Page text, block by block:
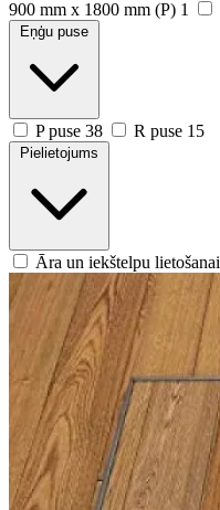
900 mm x 1800 mm (P) 1
Eņģu puse
P puse 38 R puse 15
Pielietojums
Āra un iekštelpu lietošanai